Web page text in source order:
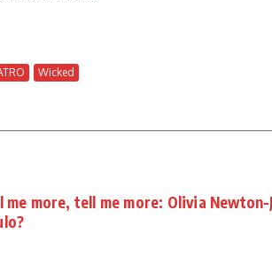
Wicked
me more, tell me more: Olivia Newton-